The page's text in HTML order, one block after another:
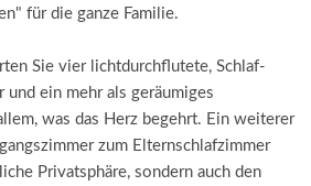
für die ganze Familie.
Sie vier lichtdurchflutete, Schlaf-
ein mehr als geräumiges
was das Herz begehrt. Ein weiterer
zum Elternschlafzimmer
Privatsphäre, sondern auch den